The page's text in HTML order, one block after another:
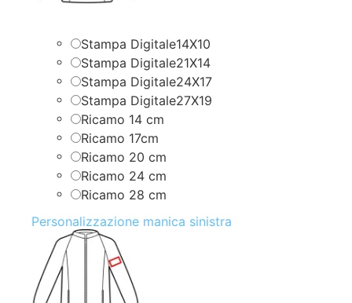
Stampa Digitale14X10
Stampa Digitale21X14
Stampa Digitale24X17
Stampa Digitale27X19
Ricamo 14 cm
Ricamo 17cm
Ricamo 20 cm
Ricamo 24 cm
Ricamo 28 cm
Personalizzazione manica sinistra